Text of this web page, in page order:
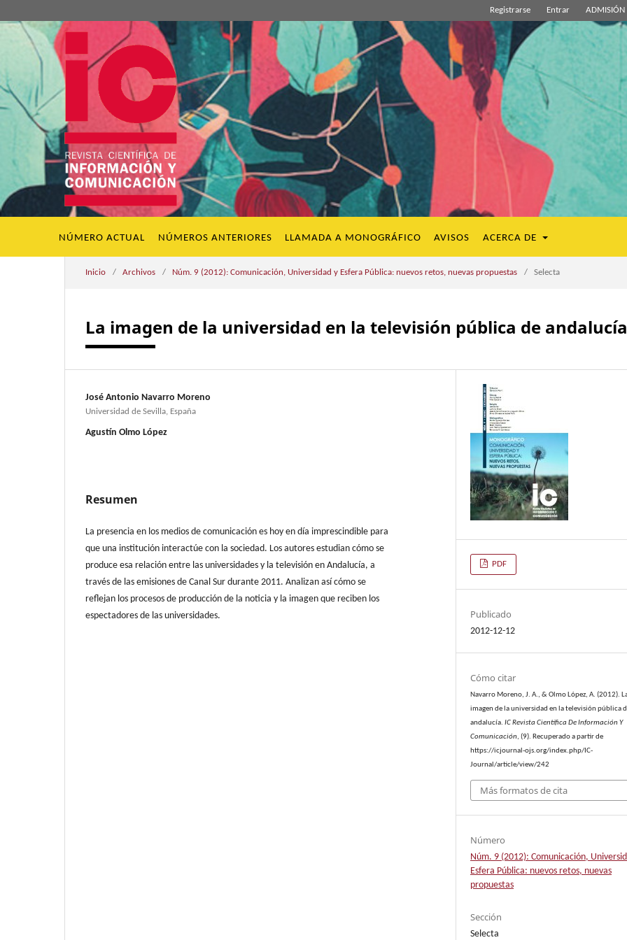
NÚMERO ACTUAL NÚMEROS ANTERIORES LLAMADA A MONOGRÁFICO AVISOS ACERCA DE
Registrarse Entrar ADMISIÓN
Inicio / Archivos / Núm. 9 (2012): Comunicación, Universidad y Esfera Pública: nuevos retos, nuevas propuestas / Selecta
La imagen de la universidad en la televisión pública de andalucía
José Antonio Navarro Moreno
Universidad de Sevilla, España
Agustín Olmo López
Resumen
La presencia en los medios de comunicación es hoy en día imprescindible para
que una institución interactúe con la sociedad. Los autores estudian cómo se
produce esa relación entre las universidades y la televisión en Andalucía, a
través de las emisiones de Canal Sur durante 2011. Analizan así cómo se
reflejan los procesos de producción de la noticia y la imagen que reciben los
espectadores de las universidades.
PDF
Publicado
2012-12-12
Cómo citar
Navarro Moreno, J. A., & Olmo López, A. (2012).
imagen de la universidad en la televisión pública
andalucía.IC Revista Científica De Información Y
Comunicación, (9). Recuperado a partir de
https://icjournal-ojs.org/index.php/IC-
Journal/article/view/242
Más formatos de cita
Número
Núm. 9 (2012): Comunicación,
Esfera Pública: nuevos retos, nuevas
propuestas
Sección
Selecta